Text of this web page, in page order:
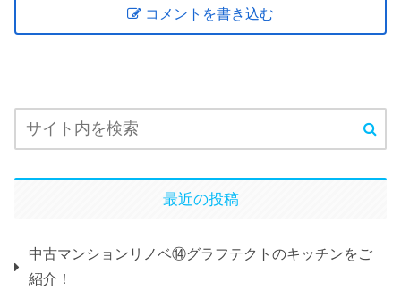
コメントを書き込む
最近の投稿
中古マンションリノベ⑭グラフテクトのキッチンをご
紹介！